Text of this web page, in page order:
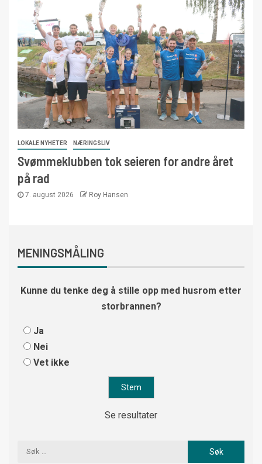
LOKALE NYHETER NÆRINGSLIV
Svømmeklubben tok seieren for andre året
på rad
7. august 2026 Roy Hansen
MENINGSMÅLING
Kunne du tenke deg å stille opp med husrom etter
storbrannen?
Ja
Nei
Vet ikke
Se resultater